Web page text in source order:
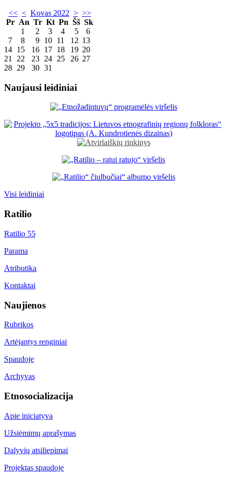
<< < Kovas 2022 > >>
Pr An Tr Kt Pn Šš Sk
1
2 3 4 5
6
7
8 9 10 11 12 13
14 15 16 17 18 19 20
21
22 23 24 25 26 27
28 29 30 31
Naujausi leidiniai
Visi leidiniai
Ratilio
Ratilio 55
Parama
Atributika
Kontaktai
Naujienos
Rubrikos
Artėjantys renginiai
Spaudoje
Archyvas
Etnosocializacija
Apie iniciatyvą
Užsiėmimų aprašymas
Dalyvių atsiliepimai
Projektas spaudoje